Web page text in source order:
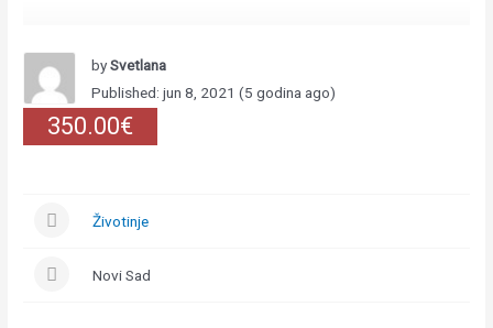
bySvetlana
Published: jun 8, 2021 (5 godina ago)
350.00€
Životinje
Novi Sad